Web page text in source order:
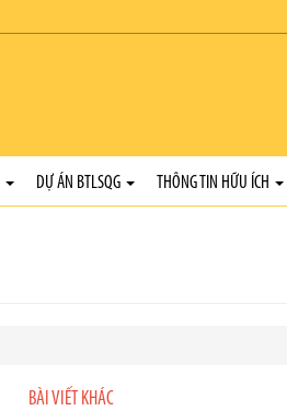
DỰ ÁN BTLSQG THÔNG TIN HỮU ÍCH
BÀI VIẾT KHÁC